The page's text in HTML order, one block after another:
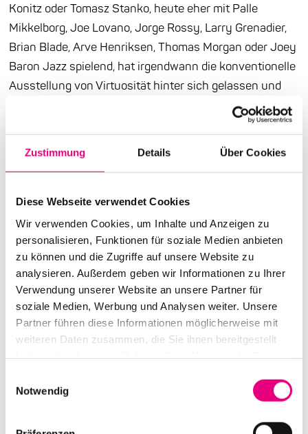
Zustimmung Details Über Cookies
Diese Webseite verwendet Cookies
Wir verwenden Cookies, um Inhalte und Anzeigen zu
personalisieren, Funktionen für soziale Medien anbieten
zu können und die Zugriffe auf unsere Website zu
analysieren. Außerdem geben wir Informationen zu Ihrer
Verwendung unserer Website an unsere Partner für
soziale Medien, Werbung und Analysen weiter. Unsere
Partner führen diese Informationen möglicherweise mit
weiteren Daten zusammen, die Sie ihnen bereitgestellt
Notwendig
Konitz oder Tomasz Stanko, heute eher mit Palle
Mikkelborg, Joe Lovano, Jorge Rossy, Larry Grenadier,
Brian Blade, Arve Henriksen, Thomas Morgan oder Joey
Baron Jazz spielend, hat irgendwann die konventionelle
Ausstellung von Virtuosität hinter sich gelassen und
sich für die Stille entschieden. Heute versucht er, nach
eigener Aussage, Musik zu spielen, die nicht nach
Musik klingt. Und vor allem, den Einschränkungen, in
der Außenwahrnehmung als Jazz-Musiker
Interview darauf angesprochen, inwieweit seine
aktuelle Ästhetik sich auf eine japanische
Herangehensweise und auf Minimalismus beziehe,
outete sich Bro als Fan der japanischen Ambient-
Pionierin Midori Takada („Through The Looking Glass“
(1988)), mit der er im Frühsommer in Berlin und
Kopenhagen zwei komplett frei improvisierte
Performances gab. Im Anschluss daran nahm ein
Quartett in der Besetzung des heutigen Abends (Gitarre,
Faden auf und spann ihn klangforschend weiter. Im